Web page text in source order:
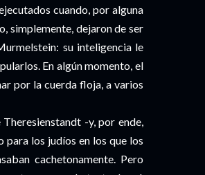
cuando, por alguna
simplemente, dejaron de ser
su inteligencia le
En algún momento, el
por la cuerda floja, a varios
-y, por ende,
los judíos en los que los
cachetonamente. Pero